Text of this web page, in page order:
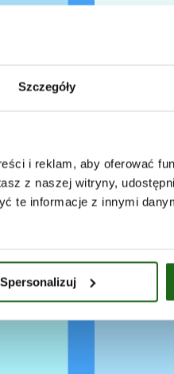
Szczegóły
i reklam, aby oferować
z naszej witryny,
te informacje z innymi
Spersonalizuj